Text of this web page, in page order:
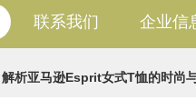
联系我们 企业信
析亚马逊Esprit女式T恤的时尚